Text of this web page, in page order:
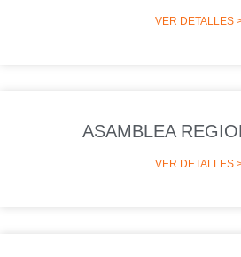
VER DETALLES
ASAMBLEA
VER DETALLES